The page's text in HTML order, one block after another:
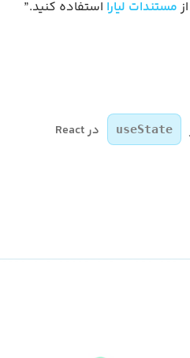
مستندات لیارا استفاده کنید.”
useState
در React